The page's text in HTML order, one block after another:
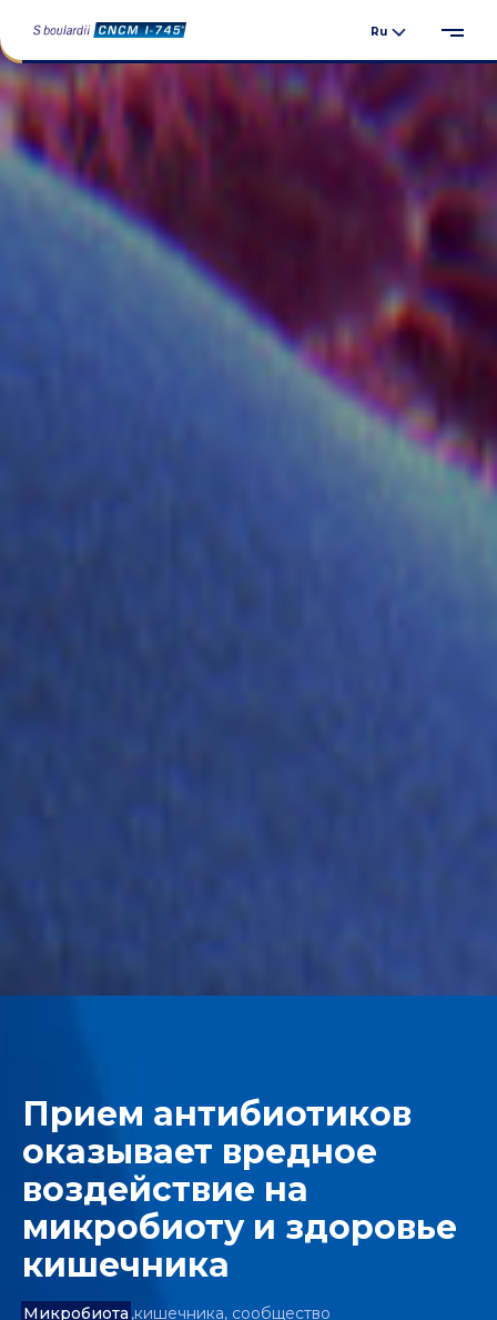
Прием антибиотиков
оказывает вредное
воздействие на
микробиоту и здоровье
кишечника
Микробиота ,кишечника, сообщество